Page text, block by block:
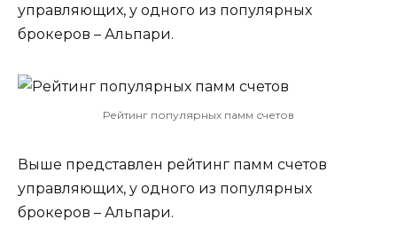
управляющих, у одного из популярных
брокеров – Альпари.
Рейтинг популярных памм счетов
Выше представлен рейтинг памм счетов
управляющих, у одного из популярных
брокеров – Альпари.